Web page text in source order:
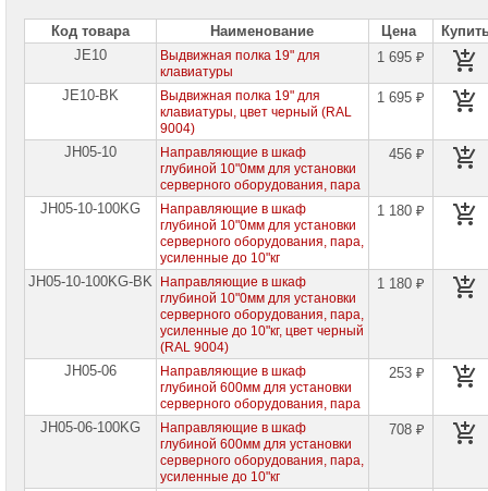
(985)
768-
8583
Александр
Крюков
+7
158-
0005
(916)
Код товара Наименование Цена
JE10
Выдвижная полка 19" для
клавиатуры
1 695 ₽
JE10-BK
Выдвижная полка 19" для
клавиатуры, цвет черный (RAL
9004)
1 695 ₽
JH05-10
Направляющие в шкаф
глубиной 10"0мм для установки
серверного оборудования, пара
456 ₽
JH05-10-100KG
Направляющие в шкаф
глубиной 10"0мм для установки
серверного оборудования, пара,
усиленные до 10"кг
1 180 ₽
JH05-10-100KG-BK
Направляющие в шкаф
глубиной 10"0мм для установки
серверного оборудования, пара,
усиленные до 10"кг, цвет черный
(RAL 9004)
1 180 ₽
JH05-06
Направляющие в шкаф
глубиной 600мм для установки
серверного оборудования, пара
253 ₽
JH05-06-100KG
Направляющие в шкаф
глубиной 600мм для установки
серверного оборудования, пара,
усиленные до 10"кг
708 ₽